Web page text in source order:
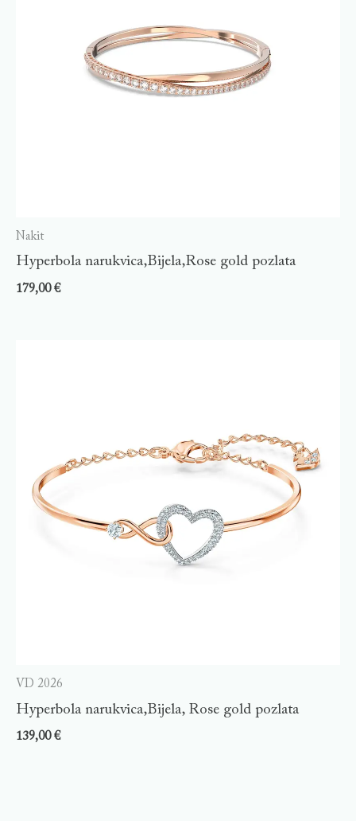
Nakit
Hyperbola narukvica,Bijela,Rose gold pozlata
179,00€
VD 2026
Hyperbola narukvica,Bijela, Rose gold pozlata
139,00€